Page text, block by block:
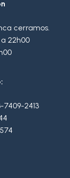
cerramos.
22h00
7409-2413